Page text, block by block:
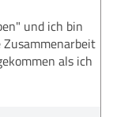
und ich bin
Zusammenarbeit
als ich